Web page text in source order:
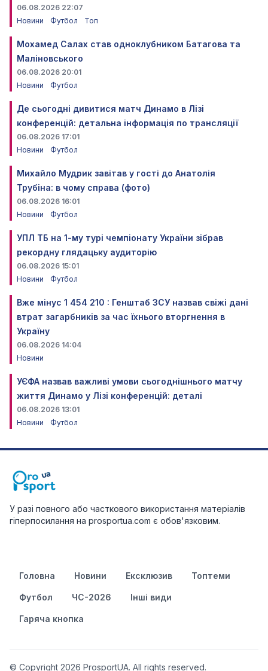
06.08.2026 22:07
Новини
Футбол Топ
Мохамед Салах став одноклубником Батагова та
Маліновського
06.08.2026 20:01
Новини
Футбол
Де сьогодні дивитися матч Динамо в Лізі
конференцій: детальна інформація по трансляції
06.08.2026 17:01
Новини
Футбол
Михайло Мудрик завітав у гості до Анатолія
Трубіна: в чому справа (фото)
06.08.2026 16:01
Новини
Футбол
УПЛ ТБ на 1-му турі чемпіонату України зібрав
рекордну глядацьку аудиторію
06.08.2026 15:01
Новини
Футбол
Вже мінус 1 454 210 : Генштаб ЗСУ назвав свіжі дані
втрат загарбників за час їхнього вторгнення в
Україну
06.08.2026 14:04
Новини
УЄФА назвав важливі умови сьогоднішнього матчу
життя Динамо у Лізі конференцій: деталі
06.08.2026 13:01
Новини
Футбол
У разі повного або часткового використання матеріалів
гіперпосилання на prosportua.com є обов'язковим.
Головна Новини Ексклюзив Топтеми
Футбол ЧС-2026 Інші види
Гаряча кнопка
© Copyright 2026 ProsportUA. All rights reserved.